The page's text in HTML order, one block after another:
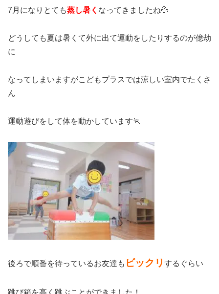
7月になりとても蒸し暑く なってきましたね💦
どうしても夏は暑くて外に出て運動をしたりするのが億劫
に
なってしまいますがこどもプラスでは涼しい室内でたくさ
ん
運動遊びをして体を動かしています🏃
後ろで順番を待っているお友達も ビックリ するぐらい
跳び箱を高く跳ぶことができました！